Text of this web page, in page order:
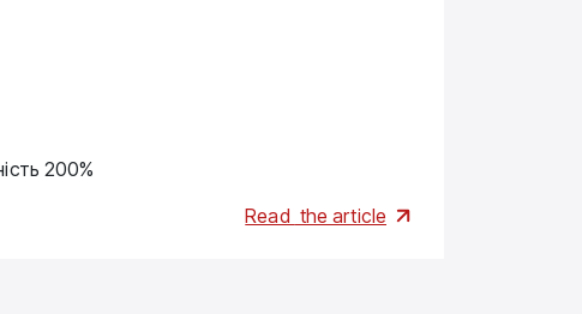
200%
Read the article